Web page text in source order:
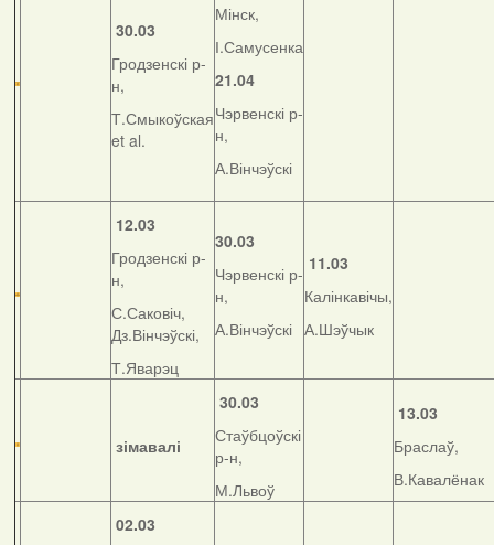
30.03
Гродзенскі р-
н,
Т.Смыкоўская
et al.
Мінск,
І.Самусенка
21.04
Чэрвенскі р-
н,
А.Вінчэўскі
12.03
Гродзенскі р-
н,
С.Саковіч,
Дз.Вінчэўскі,
Т.Яварэц
30.03
Чэрвенскі р-
н,
А.Вінчэўскі
11.03
Калінкавічы,
А.Шэўчык
зімавалі
30.03
Стаўбцоўскі
р-н,
М.Львоў
13.03
Браслаў,
В.Кавалёнак
02.03